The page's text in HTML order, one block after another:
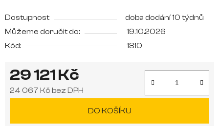
Dostupnost
doba dodání 10 týdnů
Můžeme doručit do:
19.10.2026
Kód:
1810
29 121 Kč
24 067 Kč bez DPH
DO KOŠÍKU